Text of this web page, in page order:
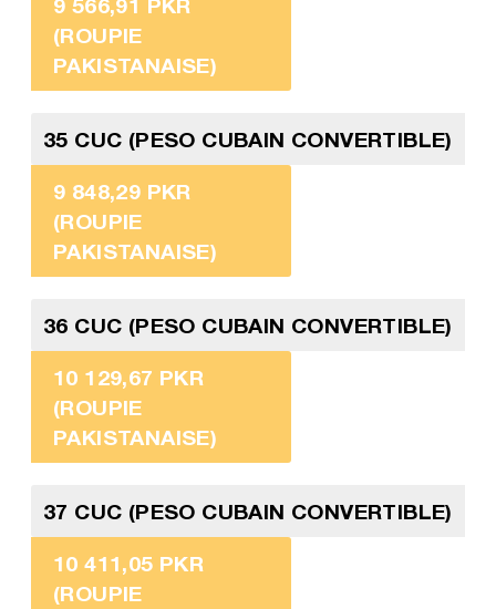
9 566,91 PKR
(ROUPIE
PAKISTANAISE)
35 CUC (PESO CUBAIN CONVERTIBLE)
9 848,29 PKR
(ROUPIE
PAKISTANAISE)
36 CUC (PESO CUBAIN CONVERTIBLE)
10 129,67 PKR
(ROUPIE
PAKISTANAISE)
37 CUC (PESO CUBAIN CONVERTIBLE)
10 411,05 PKR
(ROUPIE